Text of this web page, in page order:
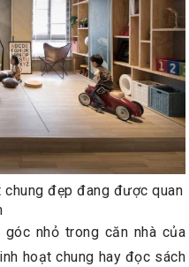
đẹp đang được quan
nhỏ trong căn nhà của
hoạt chung hay đọc sách